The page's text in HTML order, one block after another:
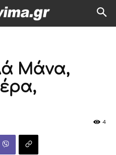
Μάνα,
4